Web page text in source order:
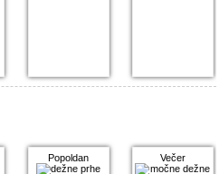
Popoldan Večer